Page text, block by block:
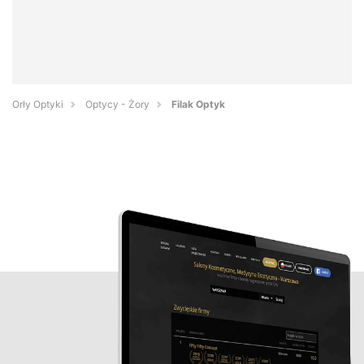
Orły Optyki Optycy - Żory Filak Optyk